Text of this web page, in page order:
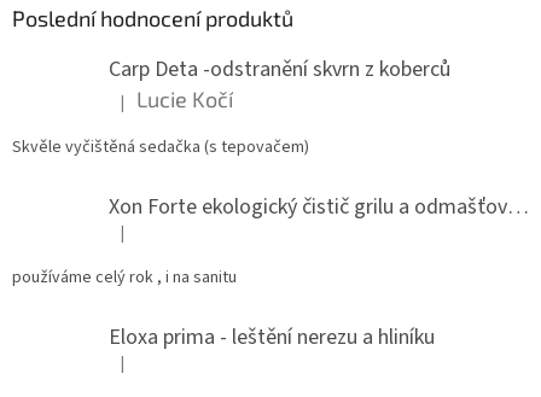
Poslední hodnocení produktů
Carp Deta -odstranění skvrn z koberců
Hodnocení produktu je 5 z 5 hvězdiček.
| Lucie Kočí
Skvěle vyčištěná sedačka (s tepovačem)
Xon Forte ekologický čistič grilu a odmašťovač do kuchyně
Hodnocení produktu je 5 z 5 hvězdiček.
|
používáme celý rok , i na sanitu
Eloxa prima - leštění nerezu a hliníku
Hodnocení produktu je 5 z 5 hvězdiček.
|